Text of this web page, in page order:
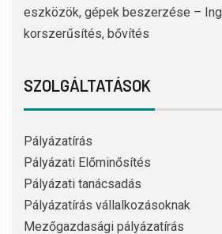
eszközök, gépek beszerzése –
korszerűsítés, bővítés
SZOLGÁLTATÁSOK
Pályázatírás
Pályázati Előminősítés
Pályázati tanácsadás
Pályázatírás vállalkozásoknak
Mezőgazdasági pályázatírás